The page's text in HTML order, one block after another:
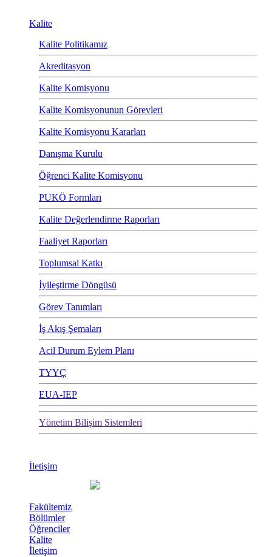
Kalite
Kalite Politikamız
Akreditasyon
Kalite Komisyonu
Kalite Komisyonunun Görevleri
Kalite Komisyonu Kararları
Danışma Kurulu
Öğrenci Kalite Komisyonu
PUKÖ Formları
Kalite Değerlendirme Raporları
Faaliyet Raporları
Toplumsal Katkı
İyileştirme Döngüsü
Görev Tanımları
İş Akış Şemaları
Acil Durum Eylem Planı
TYYÇ
EUA-IEP
Yönetim Bilişim Sistemleri
İletişim
Fakültemiz
Bölümler
Öğrenciler
Kalite
İletişim